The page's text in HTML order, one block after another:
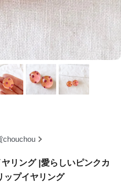
chouchou
リング |愛らしいピンクカ
ップイヤリング